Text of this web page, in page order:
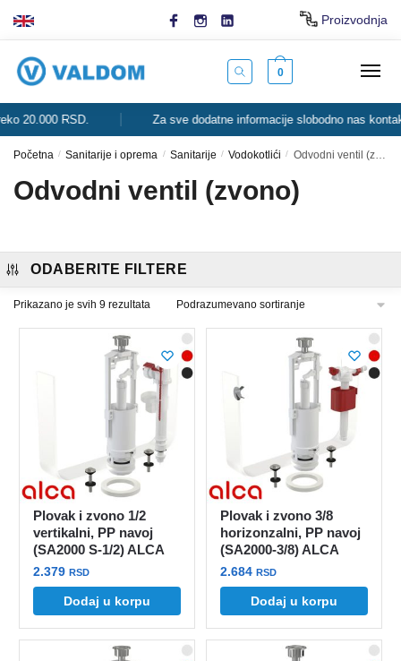
Proizvodnja
0
RSD. Za sve dodatne informacije slobodno nas
Početna / Sanitarije i oprema / Sanitarije / Vodokotlići / Odvodni ventil (zvono)
Odvodni ventil (zvono)
ODABERITE FILTERE
Prikazano je svih 9 rezultata
Plovak i zvono 1/2
vertikalni, PP navoj
(SA2000 S-1/2) ALCA
2.379RSD
Dodaj u korpu
Plovak i zvono 3/8
horizonzalni, PP navoj
(SA2000-3/8) ALCA
2.684RSD
Dodaj u korpu